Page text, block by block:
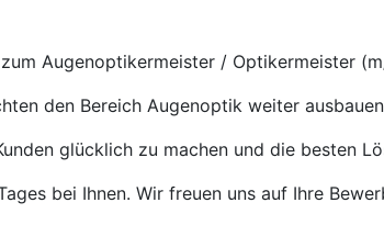
Augenoptikermeister / Optikermeister
den Bereich Augenoptik weiter
glücklich zu machen und die besten
bei Ihnen. Wir freuen uns auf Ihre